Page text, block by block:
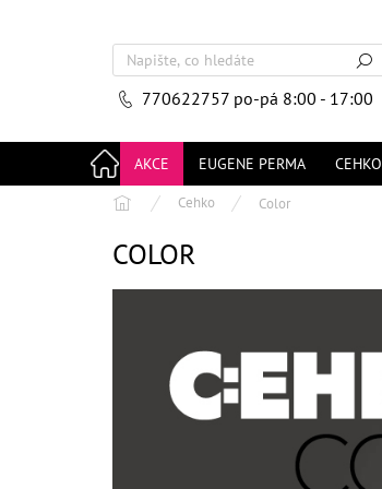
770622757 po-pá 8:00 - 17:00
AKCE EUGENE PERMA CEHKO
Domů Cehko Color
COLOR